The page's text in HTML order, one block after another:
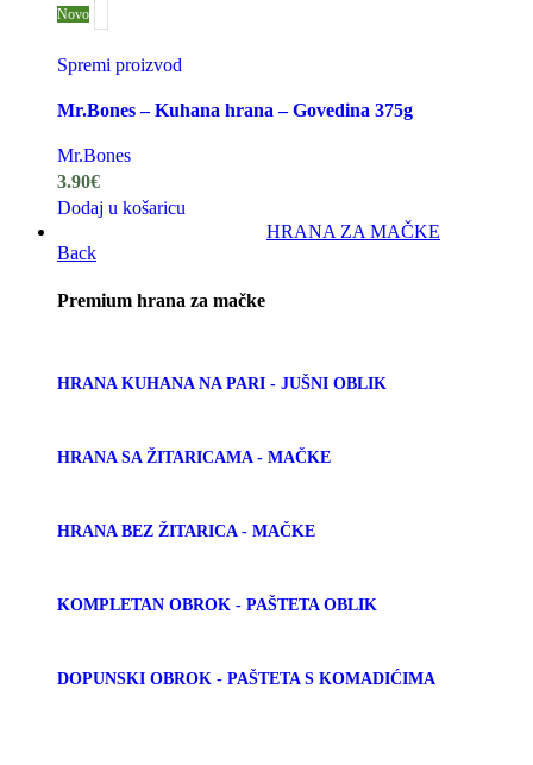
Novo
Spremi proizvod
Mr.Bones – Kuhana hrana – Govedina 375g
Mr.Bones
3.90€
Dodaj u košaricu
HRANA ZA MAČKE
Back
Premium hrana za mačke
HRANA KUHANA NA PARI - JUŠNI OBLIK
HRANA SA ŽITARICAMA - MAČKE
HRANA BEZ ŽITARICA - MAČKE
KOMPLETAN OBROK - PAŠTETA OBLIK
DOPUNSKI OBROK - PAŠTETA S KOMADIĆIMA